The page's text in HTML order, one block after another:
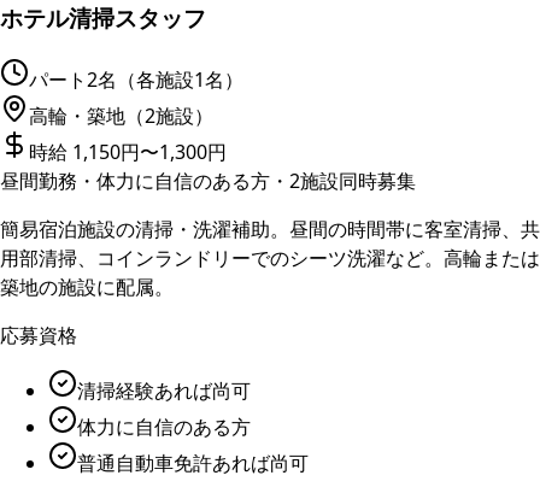
ホテル清掃スタッフ
パート2名（各施設1名）
高輪・築地（2施設）
時給 1,150円〜1,300円
昼間勤務・体力に自信のある方・2施設同時募集
簡易宿泊施設の清掃・洗濯補助。昼間の時間帯に客室清掃、共
用部清掃、コインランドリーでのシーツ洗濯など。高輪または
築地の施設に配属。
応募資格
清掃経験あれば尚可
体力に自信のある方
普通自動車免許あれば尚可